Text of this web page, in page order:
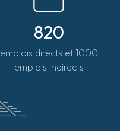
820
emplois directs et 1000
emplois indirects